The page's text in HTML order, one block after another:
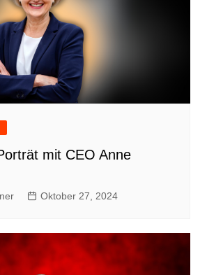
mit CEO Anne
Oktober 27, 2024